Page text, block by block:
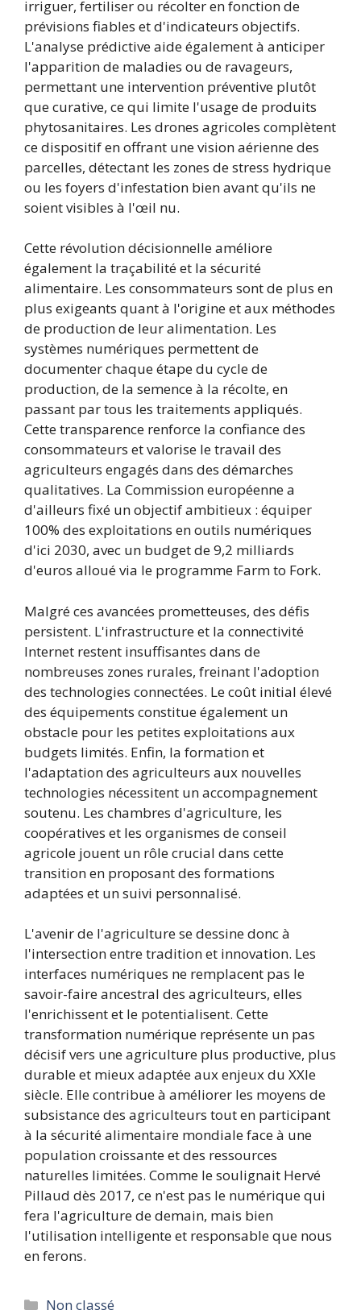
irriguer, fertiliser ou récolter en fonction de
prévisions fiables et d'indicateurs objectifs.
L'analyse prédictive aide également à anticiper
l'apparition de maladies ou de ravageurs,
permettant une intervention préventive plutôt
que curative, ce qui limite l'usage de produits
phytosanitaires. Les drones agricoles complètent
ce dispositif en offrant une vision aérienne des
parcelles, détectant les zones de stress hydrique
ou les foyers d'infestation bien avant qu'ils ne
soient visibles à l'œil nu.
Cette révolution décisionnelle améliore
également la traçabilité et la sécurité
alimentaire. Les consommateurs sont de plus en
plus exigeants quant à l'origine et aux méthodes
de production de leur alimentation. Les
systèmes numériques permettent de
documenter chaque étape du cycle de
production, de la semence à la récolte, en
passant par tous les traitements appliqués.
Cette transparence renforce la confiance des
consommateurs et valorise le travail des
agriculteurs engagés dans des démarches
qualitatives. La Commission européenne a
d'ailleurs fixé un objectif ambitieux : équiper
100% des exploitations en outils numériques
d'ici 2030, avec un budget de 9,2 milliards
d'euros alloué via le programme Farm to Fork.
Malgré ces avancées prometteuses, des défis
persistent. L'infrastructure et la connectivité
Internet restent insuffisantes dans de
nombreuses zones rurales, freinant l'adoption
des technologies connectées. Le coût initial élevé
des équipements constitue également un
obstacle pour les petites exploitations aux
budgets limités. Enfin, la formation et
l'adaptation des agriculteurs aux nouvelles
technologies nécessitent un accompagnement
soutenu. Les chambres d'agriculture, les
coopératives et les organismes de conseil
agricole jouent un rôle crucial dans cette
transition en proposant des formations
adaptées et un suivi personnalisé.
L'avenir de l'agriculture se dessine donc à
l'intersection entre tradition et innovation. Les
interfaces numériques ne remplacent pas le
savoir-faire ancestral des agriculteurs, elles
l'enrichissent et le potentialisent. Cette
transformation numérique représente un pas
décisif vers une agriculture plus productive, plus
durable et mieux adaptée aux enjeux du XXIe
siècle. Elle contribue à améliorer les moyens de
subsistance des agriculteurs tout en participant
à la sécurité alimentaire mondiale face à une
population croissante et des ressources
naturelles limitées. Comme le soulignait Hervé
Pillaud dès 2017, ce n'est pas le numérique qui
fera l'agriculture de demain, mais bien
l'utilisation intelligente et responsable que nous
en ferons.
Catégories
Non classé